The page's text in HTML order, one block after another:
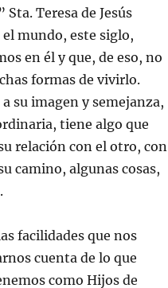
Teresa de Jesús
el mundo, este siglo,
en él y que, de eso, no
formas de vivirlo.
su imagen y semejanza,
tiene algo que
relación con el otro, con
camino, algunas cosas,
facilidades que nos
cuenta de lo que
como Hijos de